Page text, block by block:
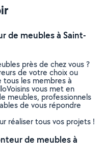
de meubles à Saint-
près de chez vous ?
de votre choix ou
les membres à
vous met en
meubles, professionnels
de vous répondre
réaliser tous vos projets !
de meubles à